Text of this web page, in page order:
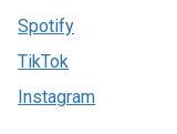
Spotify
TikTok
Instagram